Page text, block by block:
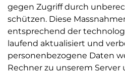
gegen Zugriff durch
schützen. Diese
entsprechend der
laufend aktualisiert und
personenbezogene Daten
Rechner zu unserem